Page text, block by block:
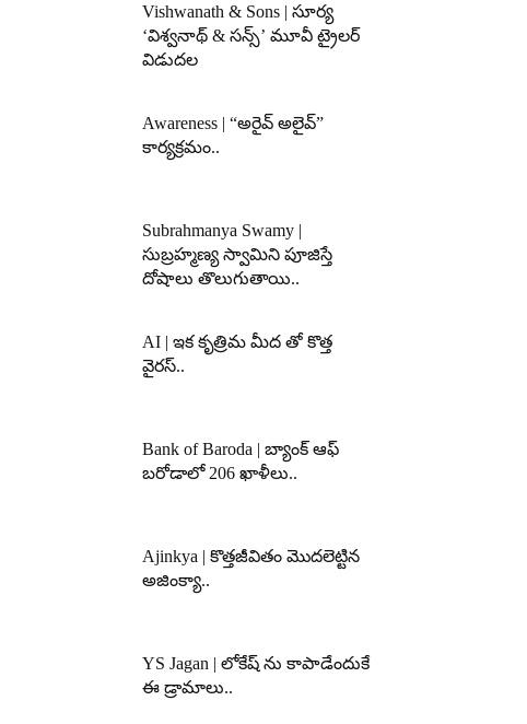
Vishwanath & Sons | సూర్య
‘విశ్వనాథ్ & సన్స్’ మూవీ ట్రైలర్
విడుదల
Awareness | “అరైవ్ అలైవ్”
కార్యక్రమం..
Subrahmanya Swamy |
సుబ్రహ్మణ్య స్వామిని పూజిస్తే
దోషాలు తొలుగుతాయి..
AI | ఇక కృత్రిమ మీద తో కొత్త
వైరస్..
Bank of Baroda | బ్యాంక్‌ ఆఫ్‌
బరోడాలో 206 ఖాళీలు..
Ajinkya | కొత్తజీవితం మొదలెట్టిన
అజింక్యా..
YS Jagan | లోకేష్ ను కాపాడేందుకే
ఈ డ్రామాలు..